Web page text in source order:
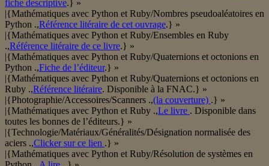
fiche descriptive.} »
|{Mathématiques avec Python et Ruby/Nombres pseudoaléatoires en
Python .,Référence litéraire de cet ouvrage.} »
|{Mathématiques avec Python et Ruby/Ensembles en Ruby
.,Référence litéraire de ce livre.} »
|{Mathématiques avec Python et Ruby/Quaternions et octonions en
Python .,Fiche de l’éditeur.} »
|{Mathématiques avec Python et Ruby/Quaternions et octonions en
Ruby .,Référence litéraire. Disponible à la FNAC.} »
|{Photographie/Accessoires/Scanners .,(la couverture) .} »
|{Mathématiques avec Python et Ruby .,Le livre . Disponible dans
toutes les bonnes de l’éditeurs.} »
|{Technologie/Matériaux/Généralités/Désignation normalisée des
aciers .,Clicker sur ce lien .} »
|{Mathématiques avec Python et Ruby/Résolution de systèmes en